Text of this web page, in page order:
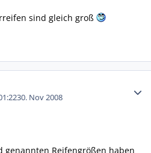
sind gleich groß
30. Nov 2008
genannten Reifengrößen haben